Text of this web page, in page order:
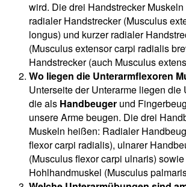
wird. Die drei Handstrecker
radialer Handstrecker (Musculus
longus) und kurzer radialer
(Musculus extensor carpi radialis
Handstrecker (auch Musculus
Wo liegen die Unterarmflexoren
Unterseite der Unterarme liegen die
die als Handbeuger und
unsere Arme beugen. Die drei
Muskeln heißen: Radialer
flexor carpi radialis), ulnarer
(Musculus flexor carpi ulnaris)
Hohlhandmuskel (Musculus